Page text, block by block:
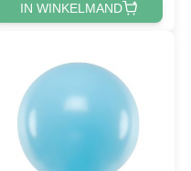
IN WINKELMAND